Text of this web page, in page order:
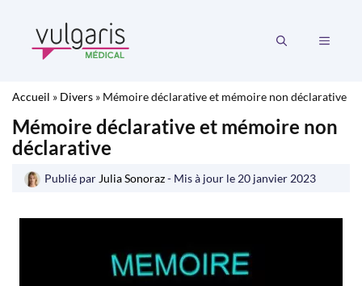
contenu
MENU
Accueil » Divers » Mémoire déclarative et mémoire non déclarative
Mémoire déclarative et mémoire non
déclarative
Publié par Julia Sonoraz- Mis à jour le 20 janvier 2023